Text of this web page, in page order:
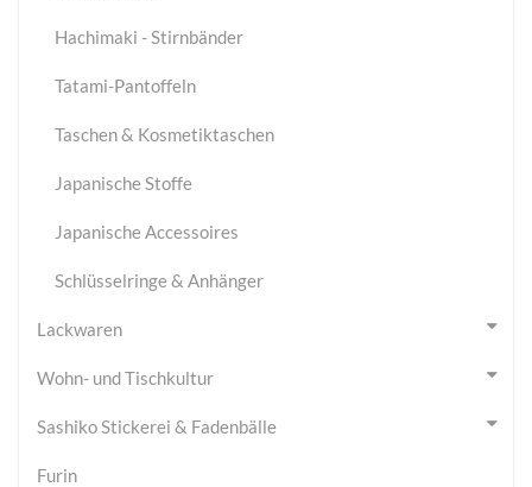
Hachimaki - Stirnbänder
Tatami-Pantoffeln
Taschen & Kosmetiktaschen
Japanische Stoffe
Japanische Accessoires
Schlüsselringe & Anhänger
Lackwaren
Wohn- und Tischkultur
Sashiko Stickerei & Fadenbälle
Furin